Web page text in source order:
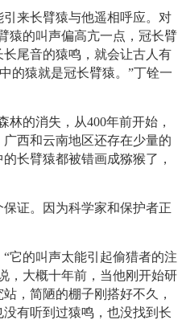
来长臂猿与他遥相呼应。对
猿的叫声偏高亢一点，冠长臂
尾音的猿鸣，就会让古人有
的猿就是冠长臂猿。”丁铨一
的消失，从400年前开始，
西和云南地区还存在少量的
长臂猿都被错画成猕猴了，
证。因为科学家和保护者正
它的叫声太能引起偷猎者的注
，大概十年前，当他刚开始研
，简陋的棚子刚搭好不久，
有听到过猿鸣，也没找到长